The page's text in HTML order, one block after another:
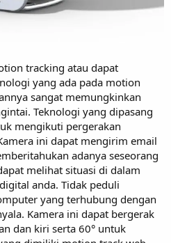
tracking atau dapat
yang ada pada motion
sangat memungkinkan
Teknologi yang dipasang
mengikuti pergerakan
ini dapat mengirim email
adanya seseorang
melihat situasi di dalam
anda. Tidak peduli
yang terhubung dengan
Kamera ini dapat bergerak
dan kiri serta 60° untuk